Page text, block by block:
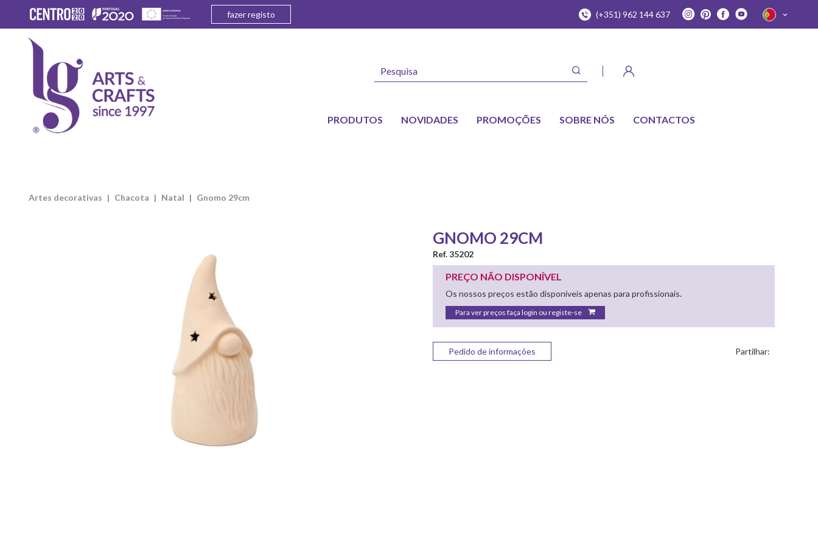
fazer registo (+351) 962 144 637
PRODUTOS NOVIDADES PROMOÇÕES SOBRE NÓS CONTACTOS
artes decorativas chacota natal gnomo 29cm
GNOMO 29CM
Ref. 35202
PREÇO NÃO DISPONÍVEL
Os nossos preços estão disponíveis apenas para profissionais.
Para ver preços faça login ou registe-se
Pedido de informações Partilhar: